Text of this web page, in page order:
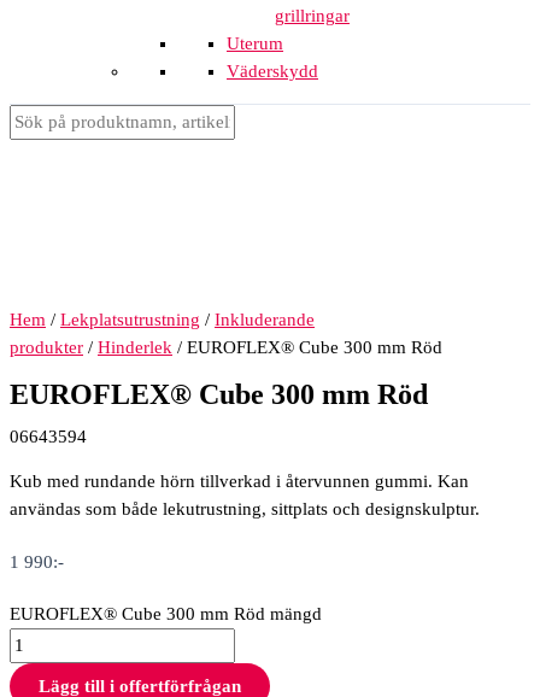
grillringar
Uterum
Väderskydd
Hem / Lekplatsutrustning / Inkluderande
produkter / Hinderlek / EUROFLEX® Cube 300 mm Röd
EUROFLEX® Cube 300 mm Röd
06643594
Kub med rundande hörn tillverkad i återvunnen gummi. Kan
användas som både lekutrustning, sittplats och designskulptur.
1 990:-
EUROFLEX® Cube 300 mm Röd mängd
Lägg till i offertförfrågan